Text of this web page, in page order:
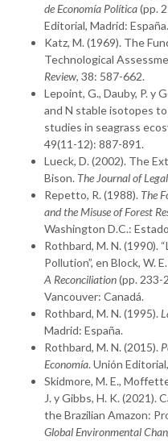
de Economía Política(pp.
Editorial, Madrid: España.
Katz, M. (1969). The
Technological
Review, 38: 587-662.
Lepoint, G., Dauby, P. y
and N stable isotopes
studies in seagrass
49(11-12): 887-891.
Lueck, D. (2002). The
Bison. The Journal of
Repetto, R. (1988). The
and the Misuse of Forest
Washington D.C.:
Rothbard, M. N. (1990).
Pollution”, en Block, W.
A Reconciliation(pp. 233-
Vancouver: Canadá.
Rothbard, M. N. (1995).
Madrid: España.
Rothbard, M. N. (2015).
Economía. Unión
Skidmore, M. E.,
J. y Gibbs, H. K.
the Brazilian Amazon:
Global Environmental